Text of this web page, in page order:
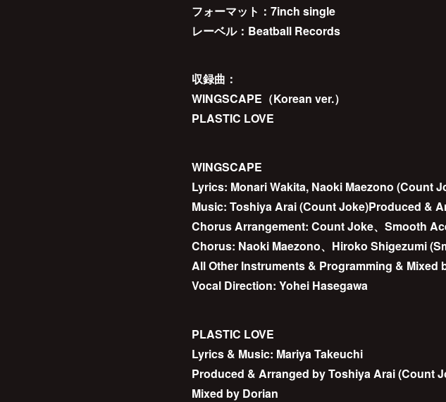
フォーマット：7inch single
レーベル：Beatball Records
収録曲：
WINGSCAPE（Korean ver.）
PLASTIC LOVE
WINGSCAPE
Lyrics: Monari Wakita, Naoki Maezono (Count
Music: Toshiya Arai (Count Joke)Produced &
Chorus Arrangement: Count Joke、Smooth
Chorus: Naoki Maezono、Hiroko Shigezumi
All Other Instruments & Programming & Mixed
Vocal Direction: Yohei Hasegawa
PLASTIC LOVE
Lyrics & Music: Mariya Takeuchi
Produced & Arranged by Toshiya Arai (Count
Mixed by Dorian